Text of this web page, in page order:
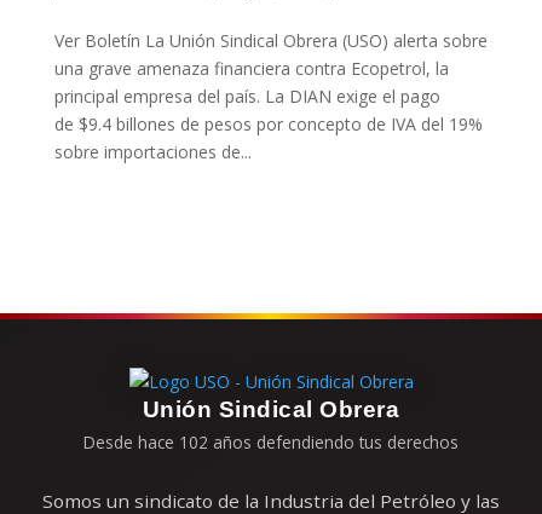
Ver Boletín La Unión Sindical Obrera (USO) alerta sobre
una grave amenaza financiera contra Ecopetrol, la
principal empresa del país. La DIAN exige el pago
de $9.4 billones de pesos por concepto de IVA del 19%
sobre importaciones de...
Unión Sindical Obrera
Desde hace 102 años defendiendo tus derechos
Somos un sindicato de la Industria del Petróleo y las